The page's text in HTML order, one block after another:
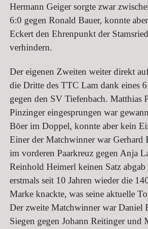
Hermann Geiger sorgte zwar
6:0 gegen Ronald Bauer, konnte
Eckert den Ehrenpunkt der
verhindern.
Der eigenen Zweiten weiter direkt
die Dritte des TTC Lam dank eines
gegen den SV Tiefenbach. Matthias
Pinzinger eingesprungen war
Böer im Doppel, konnte aber kein
Einer der Matchwinner war Gerhard
im vorderen Paarkreuz gegen Anja
Reinhold Heimerl keinen Satz
erstmals seit 10 Jahren wieder die
Marke knackte, was seine aktuelle
Der zweite Matchwinner war Daniel
Siegen gegen Johann Reitinger und